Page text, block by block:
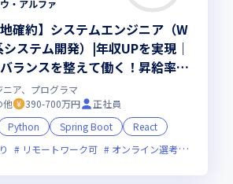
・アルファ
地確約】システムエンジニア（W
ステム開発）|年収UPを実現｜
ランスを整えて働く！昇給率
14時間！有給取得率83％（20
｜創業150年麻生グループ
ア、プログラマ
他
390-700万円
正社員
Python Spring Boot
React
リモートワーク可 オンライン選考可